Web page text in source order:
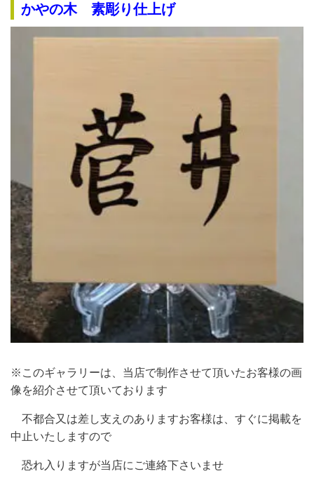
かやの木 素彫り仕上げ
※このギャラリーは、当店で制作させて頂いたお客様の画
像を紹介させて頂いております
不都合又は差し支えのありますお客様は、すぐに掲載を
中止いたしますので
恐れ入りますが当店にご連絡下さいませ